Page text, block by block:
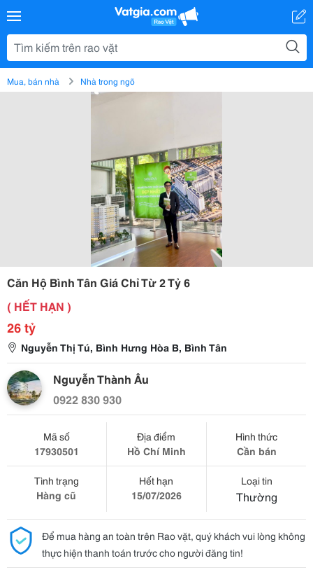
Mua, bán nhà Nhà trong ngõ
Căn Hộ Bình Tân Giá Chỉ Từ 2 Tỷ 6
( HẾT HẠN )
26 tỷ
Nguyễn Thị Tú, Bình Hưng Hòa B, Bình Tân
Nguyễn Thành Âu
0922 830 930
Mã số
17930501
Địa điểm
Hồ Chí Minh
Hình thức
Cần bán
Tình trạng
Hàng cũ
Hết hạn
15/07/2026
Loại tin
Thường
Để mua hàng an toàn trên Rao vặt, quý khách vui lòng không
thực hiện thanh toán trước cho người đăng tin!